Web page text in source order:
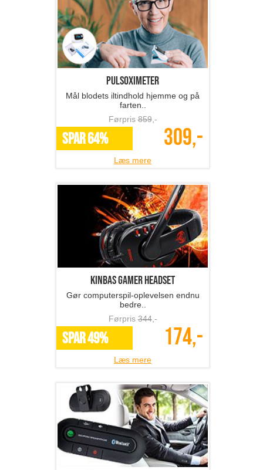
Pulsoximeter
Mål blodets iltindhold hjemme og på
farten..
Førpris859,-
SPAR 64% 309,-
Læs mere
Kinbas Gamer headset
Gør computerspil-oplevelsen endnu
bedre..
Førpris344,-
SPAR 49% 174,-
Læs mere